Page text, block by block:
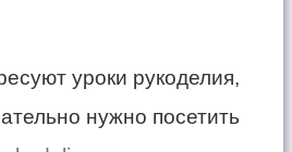
уроки рукоделия,
нужно посетить